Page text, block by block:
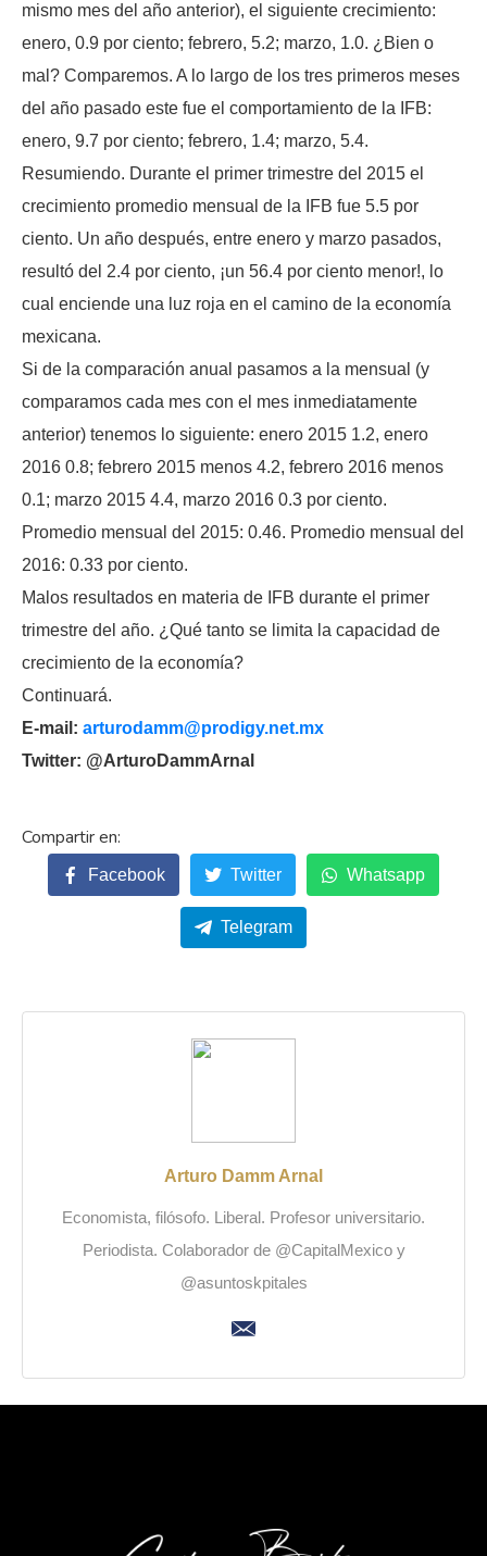
mismo mes del año anterior), el siguiente crecimiento:
enero, 0.9 por ciento; febrero, 5.2; marzo, 1.0. ¿Bien o
mal? Comparemos. A lo largo de los tres primeros meses
del año pasado este fue el comportamiento de la IFB:
enero, 9.7 por ciento; febrero, 1.4; marzo, 5.4.
Resumiendo. Durante el primer trimestre del 2015 el
crecimiento promedio mensual de la IFB fue 5.5 por
ciento. Un año después, entre enero y marzo pasados,
resultó del 2.4 por ciento, ¡un 56.4 por ciento menor!, lo
cual enciende una luz roja en el camino de la economía
mexicana.
Si de la comparación anual pasamos a la mensual (y
comparamos cada mes con el mes inmediatamente
anterior) tenemos lo siguiente: enero 2015 1.2, enero
2016 0.8; febrero 2015 menos 4.2, febrero 2016 menos
0.1; marzo 2015 4.4, marzo 2016 0.3 por ciento.
Promedio mensual del 2015: 0.46. Promedio mensual del
2016: 0.33 por ciento.
Malos resultados en materia de IFB durante el primer
trimestre del año. ¿Qué tanto se limita la capacidad de
crecimiento de la economía?
Continuará.
E-mail: arturodamm@prodigy.net.mx
Twitter: @ArturoDammArnal
Facebook Twitter Whatsapp
Telegram
Arturo Damm Arnal
Economista, filósofo. Liberal. Profesor universitario.
Periodista. Colaborador de @CapitalMexico y
@asuntoskpitales